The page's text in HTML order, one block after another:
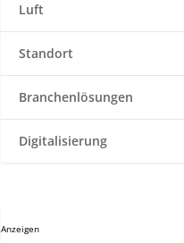
Luft
Standort
Branchenlösungen
Digitalisierung
Anzeigen